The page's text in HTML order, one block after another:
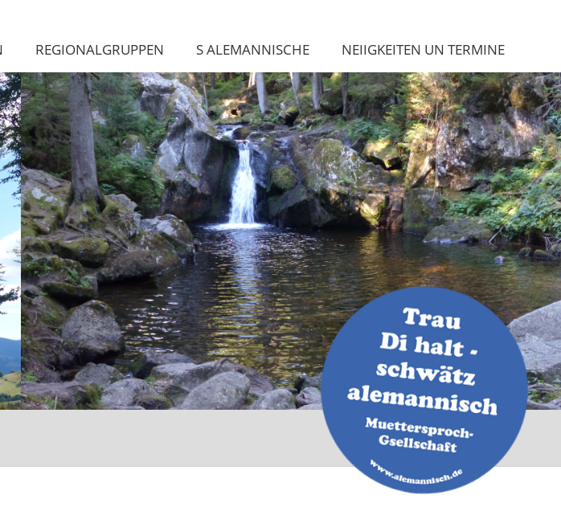
REGIONALGRUPPEN S ALEMANNISCHE NEIIGKEITEN UN TERMINE